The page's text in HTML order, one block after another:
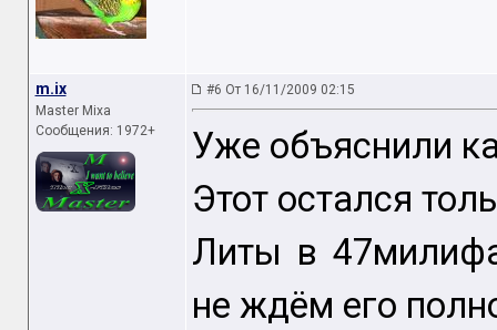
m.ix
Master Mixa
Сообщения: 1972+
#6 От 16/11/2009 02:15
Уже объяснили
Этот остался
Литы в
не ждём его